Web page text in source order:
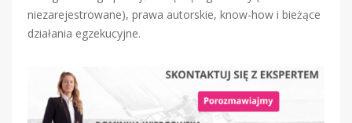
niezarejestrowane), prawa autorskie, know-how i bieżące
działania egzekucyjne.